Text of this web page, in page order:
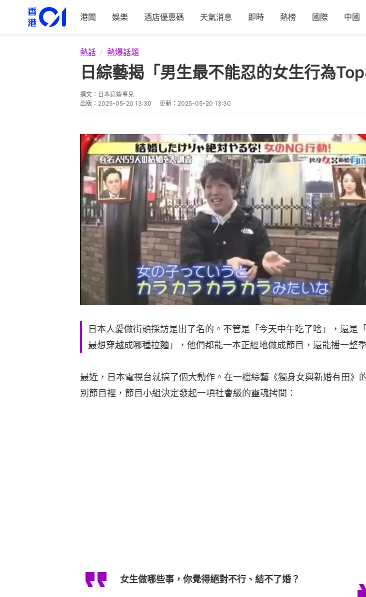
港聞 娛樂 酒店優惠碼 天氣消息 即時 熱榜 國際 中國
熱話 熱爆話題
日綜藝揭「男生最不能忍的女生行為
撰文： 日本這些事兒
出版： 2025-05-20 13:30 更新： 2025-05-20 13:30
日本人愛做街頭採訪是出了名的。不管是「今天中午吃了啥」，還是
最想穿越成哪種拉麵」，他們都能一本正經地做成節目，還能播一整季
最近，日本電視台就搞了個大動作。在一檔綜藝《獨身女與新婚有田》
別節目裡，節目小組決定發起一項社會級的靈魂拷問：
女生做哪些事，你覺得絕對不行、結不了婚？